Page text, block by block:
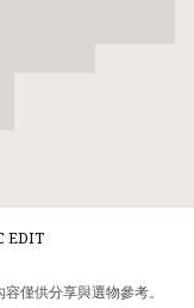
EDIT
僅供分享與選物參考。